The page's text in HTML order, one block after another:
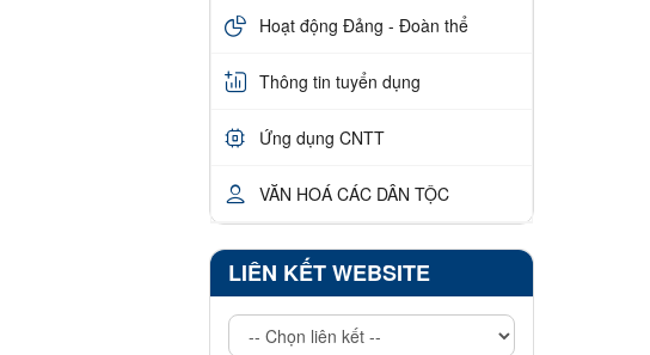
Hoạt động Đảng - Đoàn thể
Thông tin tuyển dụng
Ứng dụng CNTT
VĂN HOÁ CÁC DÂN TỘC
LIÊN KẾT WEBSITE